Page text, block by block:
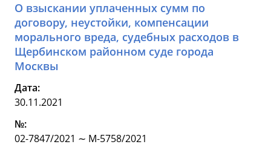
О взыскании уплаченных сумм по
договору, неустойки, компенсации
морального вреда, судебных расходов в
Щербинском районном суде города
Москвы
Дата:
30.11.2021
№:
02-7847/2021 ∼ М-5758/2021